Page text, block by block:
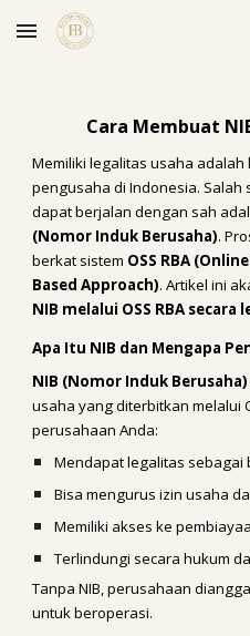
Skip to main content
Cara Membuat
Memiliki legalitas usaha
pengusaha di Indonesia.
dapat berjalan dengan sah
(Nomor Induk Berusaha).
berkat sistem OSS RBA
Based Approach). Artikel ini
NIB melalui OSS RBA
Apa Itu NIB dan Mengapa
NIB (Nomor Induk Berusaha)
usaha yang diterbitkan melalui
perusahaan Anda:
Mendapat legalitas sebagai
Bisa mengurus izin usaha
Memiliki akses ke
Terlindungi secara hukum
Tanpa NIB, perusahaan
untuk beroperasi.